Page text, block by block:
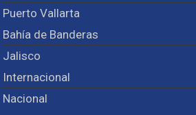
Puerto Vallarta
Bahía de Banderas
Jalisco
Internacional
Nacional